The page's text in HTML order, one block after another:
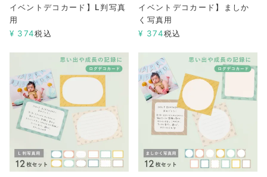
イベントデコカード】L判写真
用
¥ 374税込
イベントデコカード】ましか
く写真用
¥ 374税込